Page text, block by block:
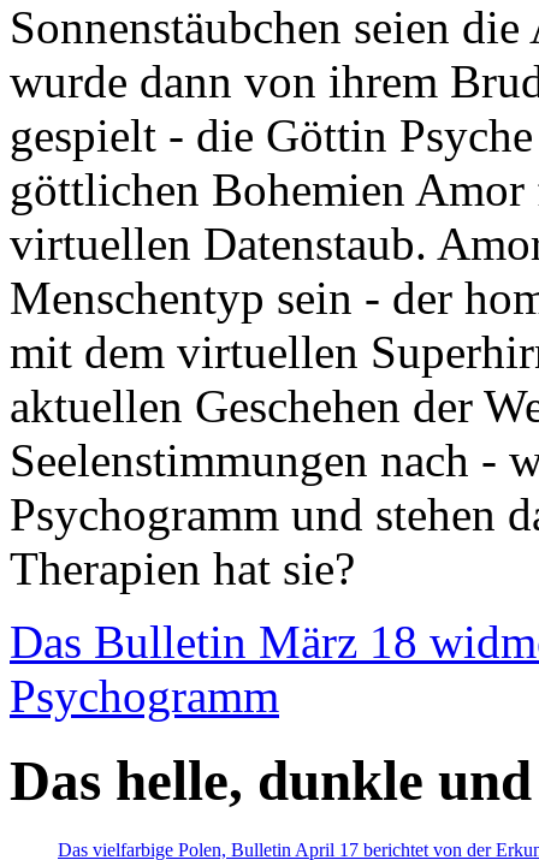
Sonnenstäubchen seien
wurde dann von ihrem
gespielt - die Göttin
göttlichen Bohemien
virtuellen Datenstaub.
Menschentyp sein - der
mit dem virtuellen
aktuellen Geschehen der
Seelenstimmungen nach -
Psychogramm und stehen
Therapien hat sie?
Das Bulletin März 18
Psychogramm
Das helle, dunkle
Das vielfarbige Polen, Bulletin April 17 berichtet von der